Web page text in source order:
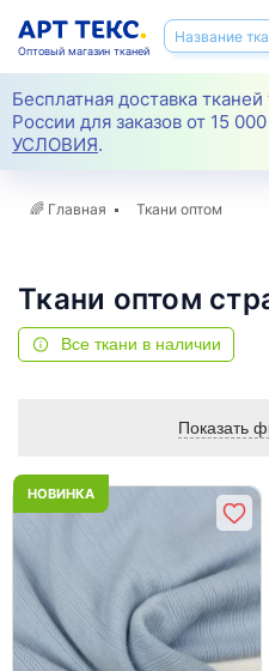
Бесплатная доставка
России для заказов от 15
УСЛОВИЯ.
Оптовый магазин тканей
🌈 Главная Ткани оптом
Ткани оптом
Все ткани в наличии
Показать
НОВИНКА